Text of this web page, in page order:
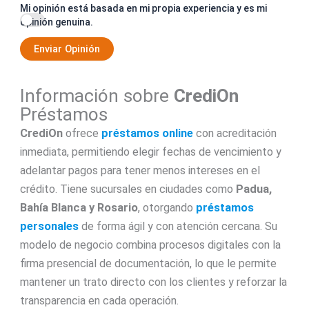
Mi opinión está basada en mi propia experiencia y es mi
opinión genuina.
Enviar Opinión
Información sobre CrediOn
Préstamos
CrediOnofrece préstamos online con acreditación
inmediata, permitiendo elegir fechas de vencimiento y
adelantar pagos para tener menos intereses en el
crédito. Tiene sucursales en ciudades como Padua,
Bahía Blanca y Rosario, otorgando préstamos
personales de forma ágil y con atención cercana. Su
modelo de negocio combina procesos digitales con la
firma presencial de documentación, lo que le permite
mantener un trato directo con los clientes y reforzar la
transparencia en cada operación.